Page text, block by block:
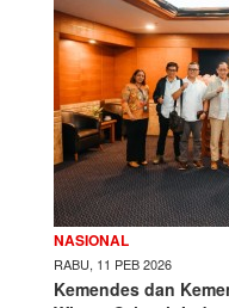
NASIONAL
RABU, 11 PEB 2026
Kemendes dan